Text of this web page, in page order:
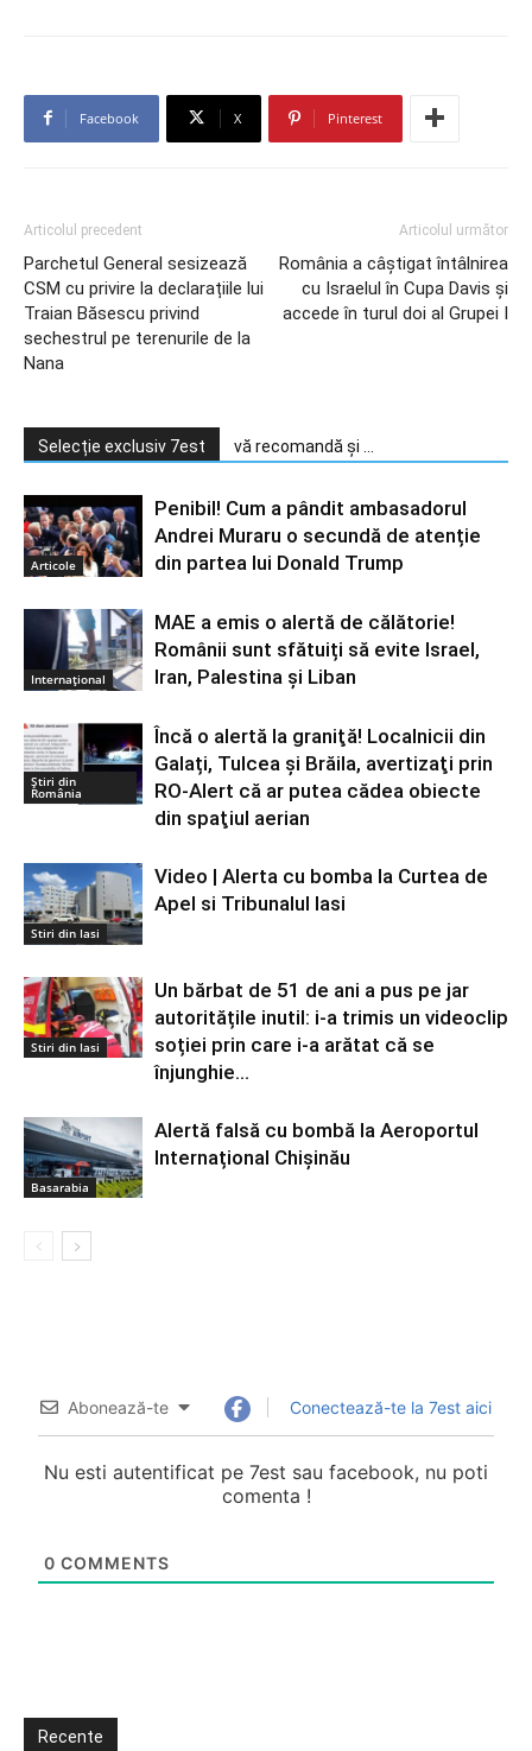
Facebook X Pinterest
Articolul precedent
Parchetul General sesizează
CSM cu privire la declarațiile lui
Traian Băsescu privind
sechestrul pe terenurile de la
Nana
Articolul următor
România a câștigat întâlnirea
cu Israelul în Cupa Davis și
accede în turul doi al Grupei I
Selecție exclusiv 7est vă recomandă și ...
Articole
Penibil! Cum a pândit ambasadorul
Andrei Muraru o secundă de atenție
din partea lui Donald Trump
Internațional
MAE a emis o alertă de călătorie!
Românii sunt sfătuiți să evite Israel,
Iran, Palestina și Liban
Știri din
România
Încă o alertă la graniţă! Localnicii din
Galați, Tulcea și Brăila, avertizaţi prin
RO-Alert că ar putea cădea obiecte
din spaţiul aerian
Stiri din Iasi
Video | Alerta cu bomba la Curtea de
Apel si Tribunalul Iasi
Stiri din Iasi
Un bărbat de 51 de ani a pus pe jar
autoritățile inutil: i-a trimis un videoclip
soției prin care i-a arătat că se
înjunghie...
Basarabia
Alertă falsă cu bombă la Aeroportul
Internațional Chișinău
Abonează-te Conectează-te la 7est aici
Nu esti autentificat pe 7est sau facebook, nu poti
comenta !
0 COMMENTS
Recente